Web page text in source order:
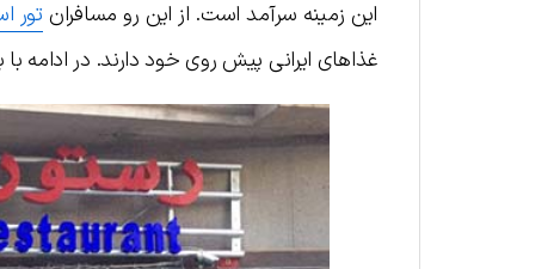
این زمینه سرآمد است. از این رو مسافران تور
غذاهای ایرانی پیش روی خود دارند. در ادامه با